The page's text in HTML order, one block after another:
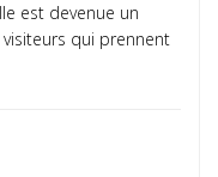
est devenue un
qui prennent